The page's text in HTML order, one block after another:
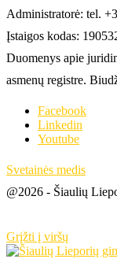
Administratorė: tel.
Įstaigos kodas:
Duomenys apie
asmenų registre.
Facebook
Linkedin
Youtube
Svetainės medis
@2026 - Šiaulių
Grįžti į viršų